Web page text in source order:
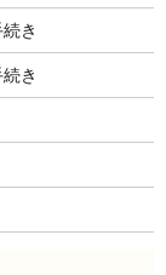
き
き